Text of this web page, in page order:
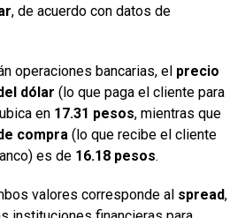
, de acuerdo con datos de
operaciones bancarias, el precio
dólar (lo que paga el cliente para
en 17.31 pesos, mientras que
compra (lo que recibe el cliente
es de 16.18 pesos.
valores corresponde al spread,